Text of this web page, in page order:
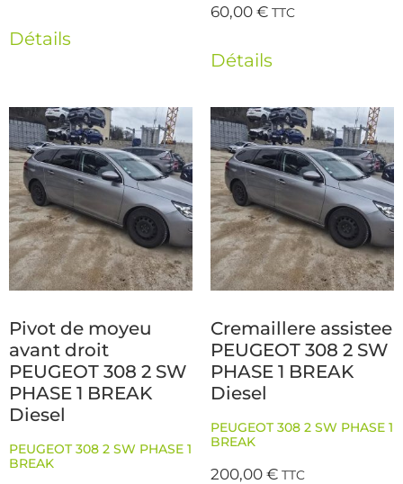
Détails
60,00€ TTC
Détails
Pivot de moyeu
avant droit
PEUGEOT 308 2 SW
PHASE 1 BREAK
Diesel
PEUGEOT 308 2 SW PHASE 1
BREAK
Cremaillere assistee
PEUGEOT 308 2 SW
PHASE 1 BREAK
Diesel
PEUGEOT 308 2 SW PHASE 1
BREAK
200,00€ TTC